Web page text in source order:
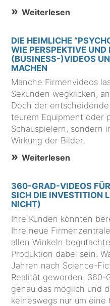
Weiterlesen
DIE HEIMLICHE
WIE PERSPEKTIVE
(BUSINESS-)VIDEOS
MACHEN
Manche Firmenvideos
Sekunden wegklicken,
Doch der
teurem Equipment oder
Schauspielern, sondern
Wirkung der Bilder.
Weiterlesen
360-GRAD-VIDEOS
SICH DIE INVESTITION
NICHT)
Ihre Kunden könnten
Ihre neue
allen Winkeln
Produktion dabei sein.
Jahren nach Science-
Realität geworden. 360-
genau das möglich und dabei handelt es sich
keineswegs nur um eine